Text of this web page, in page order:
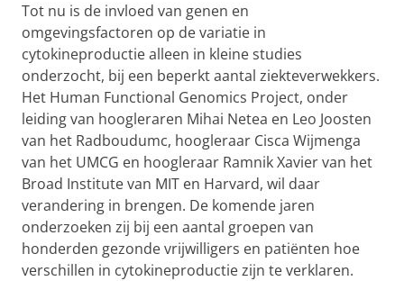
Tot nu is de invloed van genen en
omgevingsfactoren op de variatie in
cytokineproductie alleen in kleine studies
onderzocht, bij een beperkt aantal ziekteverwekkers.
Het Human Functional Genomics Project, onder
leiding van hoogleraren Mihai Netea en Leo Joosten
van het Radboudumc, hoogleraar Cisca Wijmenga
van het UMCG en hoogleraar Ramnik Xavier van het
Broad Institute van MIT en Harvard, wil daar
verandering in brengen. De komende jaren
onderzoeken zij bij een aantal groepen van
honderden gezonde vrijwilligers en patiënten hoe
verschillen in cytokineproductie zijn te verklaren.